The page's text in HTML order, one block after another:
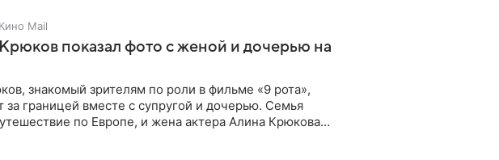
Кино Mail
показал фото с женой и дочерью на
знакомый зрителям по роли в фильме «9 рота»,
за границей вместе с супругой и дочерью. Семья
по Европе, и жена актера Алина Крюкова